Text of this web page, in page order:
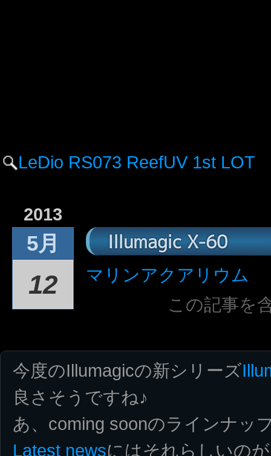
LeDio RS073 ReefUV 1st LOT
2013
5月
12
Illumagic X-60
マリンアクアリウム
この記事を
今度のIllumagicの新シリーズ
良さそうですね♪
あ、coming soonのラインナッ
Latest newsにはそれらしいの